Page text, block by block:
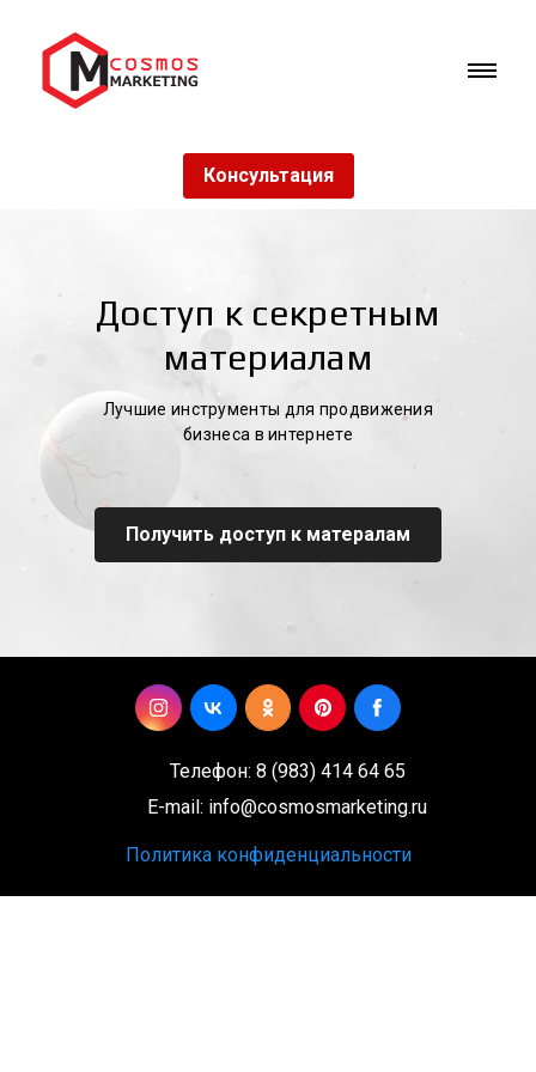
Консультация
Доступ к секретным
материалам
Лучшие инструменты для продвижения
бизнеса в интернете
Получить доступ к матералам
Политика конфиденциальности
Телефон: 8 (983) 414 64 65
E-mail: info@cosmosmarketing.ru